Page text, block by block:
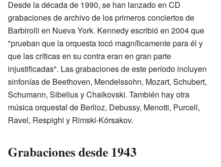
Desde la década de 1990, se han lanzado en CD
grabaciones de archivo de los primeros conciertos de
Barbirolli en Nueva York. Kennedy escribió en 2004 que
"prueban que la orquesta tocó magníficamente para él y
que las críticas en su contra eran en gran parte
injustificadas". Las grabaciones de este período incluyen
sinfonías de Beethoven, Mendelssohn, Mozart, Schubert,
Schumann, Sibelius y Chaikovski. También hay otra
música orquestal de Berlioz, Debussy, Menotti, Purcell,
Ravel, Respighi y Rimski-Kórsakov.
Grabaciones desde 1943